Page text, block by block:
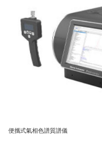
便攜式氣相色譜質譜儀